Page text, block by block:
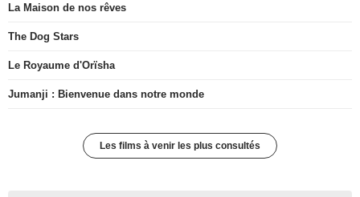
La Maison de nos rêves
The Dog Stars
Le Royaume d'Orïsha
Jumanji : Bienvenue dans notre monde
Les films à venir les plus consultés